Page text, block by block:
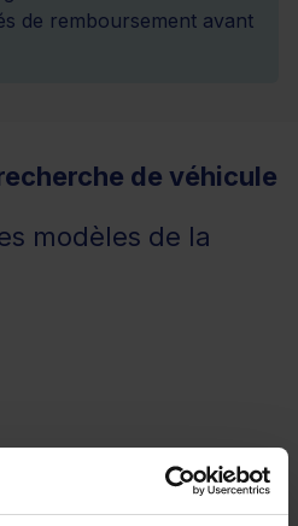
de remboursement avant
de véhicule
modèles de la
selon leur